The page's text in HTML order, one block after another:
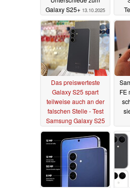
Galaxy S25+ 13.10.2025
Das preiswerteste
Galaxy S25 spart
teilweise auch an der
falschen Stelle - Test
Samsung Galaxy S25
FE Smartphone
11.10.2025
FE